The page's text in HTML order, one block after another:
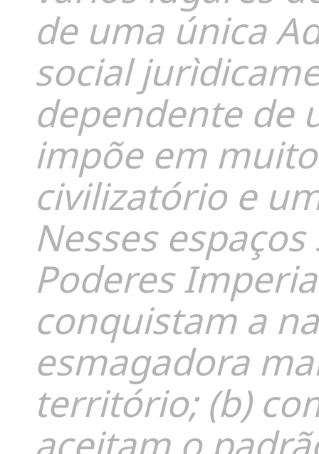
de uma única
social
dependente de
impõe em
civilizatório e
Nesses
Poderes
conquistam a
esmagadora
território; (b)